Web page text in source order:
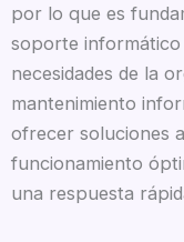
por lo que es
soporte informático
necesidades de la
mantenimiento
ofrecer soluciones
funcionamiento
una respuesta